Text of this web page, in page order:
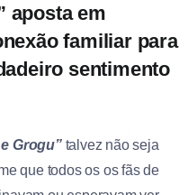
aposta em
familiar para
sentimento
Grogu”talvez não seja
que todos os os fãs de